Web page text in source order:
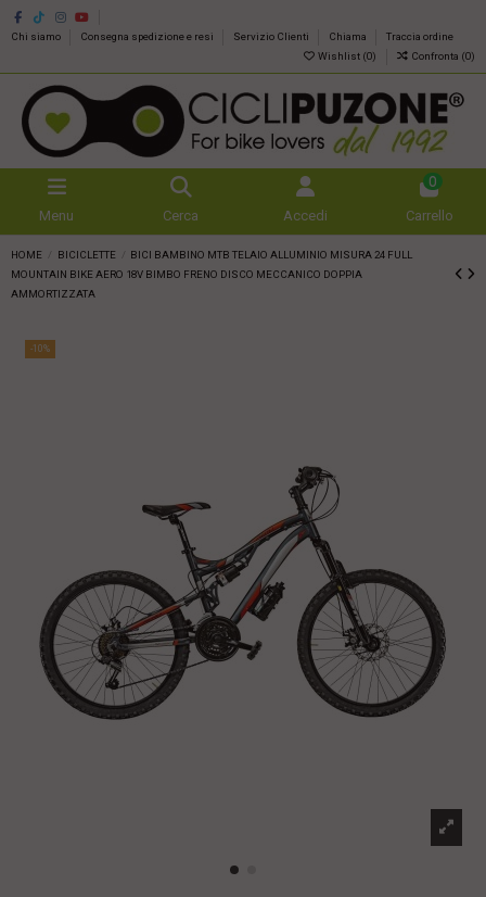
Chi siamo Consegna spedizione e resi Servizio Clienti Chiama
Traccia ordine
Wishlist (0) Confronta (0)
Menu Cerca Accedi
0
Carrello
HOME BICICLETTE
BICI BAMBINO MTB TELAIO ALLUMINIO MISURA 24 FULL
MOUNTAIN BIKE AERO 18V BIMBO FRENO DISCO MECCANICO DOPPIA
AMMORTIZZATA
-10%